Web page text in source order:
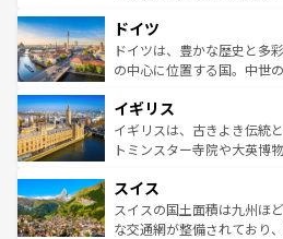
せる。地方によって風土や
ンテンツ一覧を参照してほ
で、幅広い魅力が詰まって
聖堂、美しいビーチ、そし
から魅了する。また、フラ
いる。シャンパンの発祥地
香り高いラベンダー畑など
らに、パリ以外の地域にも
れる地方に足を運ぶとそれ
きるだろう。 なお、
を参照してほしい。
ドイツ
ドイツは、豊かな歴史と多
の中心に位置する国。中世
顔を持つこの国は、どこを
ルリンの文化的活気、バイ
してライン川沿いのワイン
は、お酒好きな人にはぜひ体験して
ドイツ情報はコンテンツ一覧
イギリス
イギリスは、古きよき伝統
トミンスター寺院や大英博
リアごとに異なる魅力があ
ティー、ビール好きにはた
戦など、本場だからこそで
スイス
スイスの国土面積は九州ほ
な交通網が整備されており